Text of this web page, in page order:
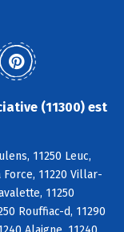
(11300) est
11250 Leuc,
Force, 11220 Villar-
11250
Rouffiac-d, 11290